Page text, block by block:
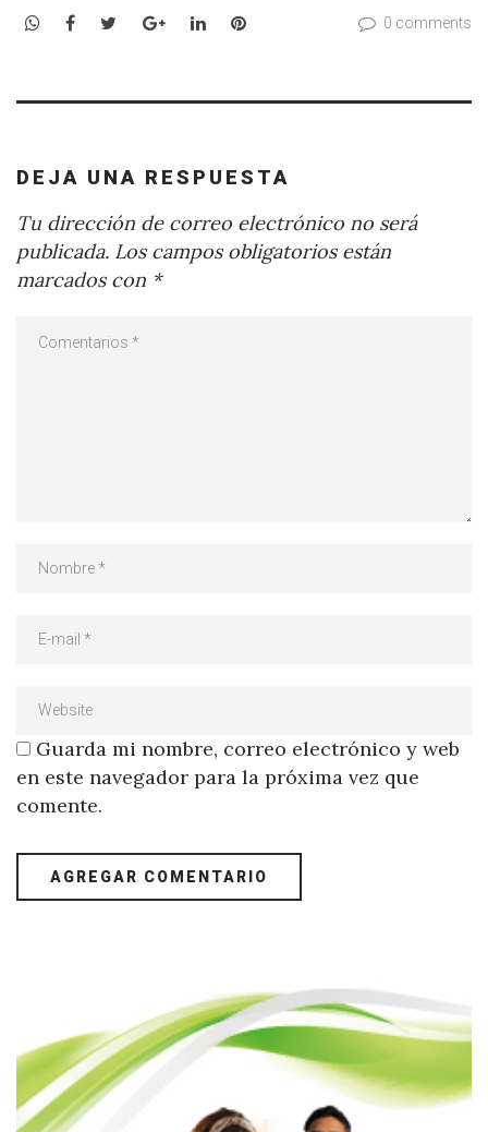
WhatsApp
Facebook
TwitterGoogle+LinkedInPinterest 0 comments
DEJA UNA RESPUESTA
Tu dirección de correo electrónico no será
publicada. Los campos obligatorios están
marcados con *
Guarda mi nombre, correo electrónico y web
en este navegador para la próxima vez que
comente.